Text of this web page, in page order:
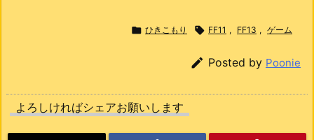
 ひきこもり  FF11 , FF13 , ゲーム
 Posted by Poonie
よろしければシェアお願いします